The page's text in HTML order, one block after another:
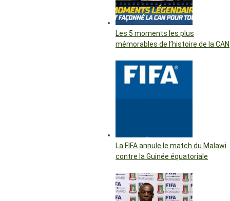
Les 5 moments les plus
mémorables de l’histoire de la CAN
La FIFA annule le match du Malawi
contre la Guinée équatoriale